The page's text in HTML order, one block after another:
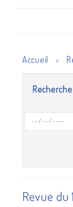
Accueil >
Recherche
Revue